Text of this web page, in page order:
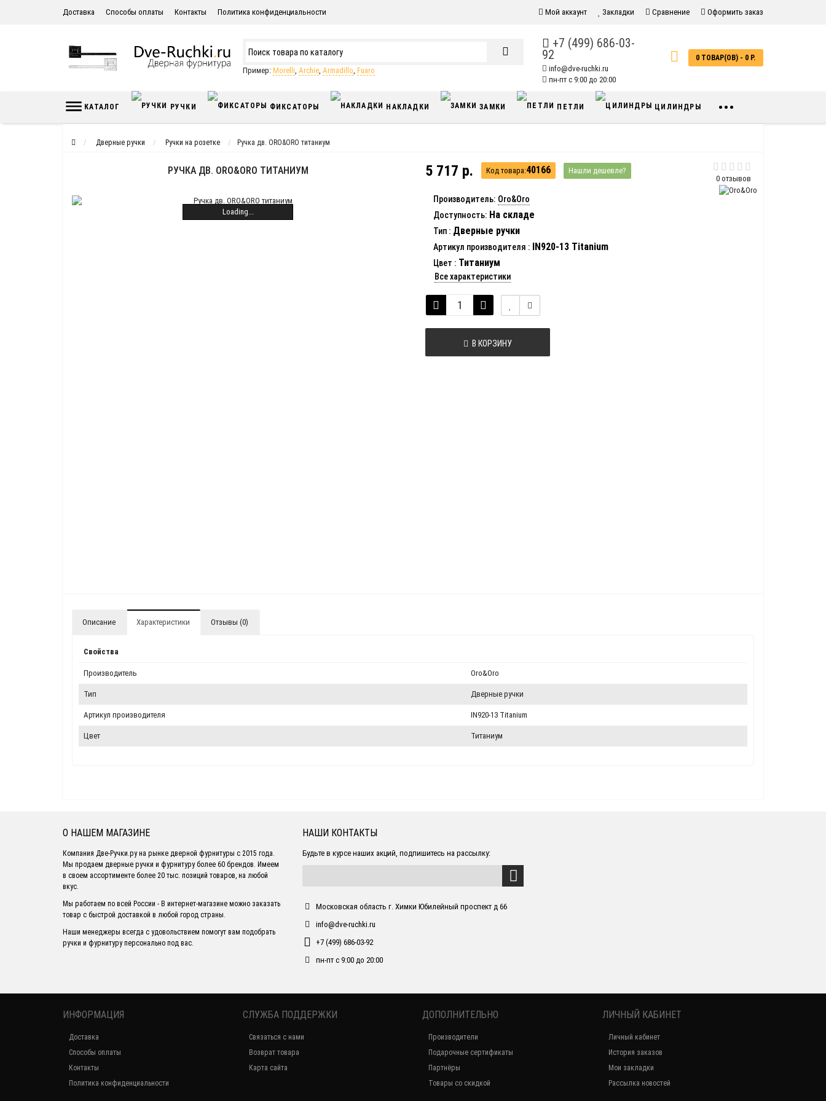
Доставка Способы оплаты Контакты Политика конфиденциальности Мой аккаунт Закладки Сравнение Оформить заказ
Пример: Morelli, Archie, Armadillo, Fuaro
+7 (499) 686-03-
92
info@dve-ruchki.ru
пн-пт с 9:00 до 20:00
0 ТОВАР(ОВ) - 0 Р.
КАТАЛОГ РУЧКИ ФИКСАТОРЫ НАКЛАДКИ ЗАМКИ ПЕТЛИ ЦИЛИНДРЫ •••
Дверные ручки Ручки на розетке Ручка дв. ORO&ORO титаниум
РУЧКА ДВ. ORO&ORO ТИТАНИУМ
Loading...
0 отзывов
5 717 р. Код товара:40166 Нашли дешевле?
Производитель: Oro&Oro
Доступность: На складе
Тип : Дверные ручки
Артикул производителя : IN920-13 Titanium
Цвет : Титаниум
Все характеристики
В КОРЗИНУ
Описание Характеристики Отзывы (0)
Свойства
Производитель Oro&Oro
Тип Дверные ручки
Артикул производителя IN920-13 Titanium
Цвет Титаниум
О НАШЕМ МАГАЗИНЕ
Компания Две-Ручки.ру на рынке дверной фурнитуры с 2015 года.
Мы продаем дверные ручки и фурнитуру более 60 брендов. Имеем
в своем ассортименте более 20 тыс. позиций товаров, на любой
вкус.
Мы работаем по всей России - В интернет-магазине можно заказать
товар с быстрой доставкой в любой город страны.
Наши менеджеры всегда с удовольствием помогут вам подобрать
ручки и фурнитуру персонально под вас.
НАШИ КОНТАКТЫ
Будьте в курсе наших акций, подпишитесь на рассылку:
Московская область г. Химки Юбилейный проспект д 66
info@dve-ruchki.ru
+7 (499) 686-03-92
пн-пт с 9:00 до 20:00
ИНФОРМАЦИЯ
Доставка
Способы оплаты
Контакты
Политика конфиденциальности
СЛУЖБА ПОДДЕРЖКИ
Связаться с нами
Возврат товара
Карта сайта
ДОПОЛНИТЕЛЬНО
Производители
Подарочные сертификаты
Партнёры
Товары со скидкой
ЛИЧНЫЙ КАБИНЕТ
Личный кабинет
История заказов
Мои закладки
Рассылка новостей